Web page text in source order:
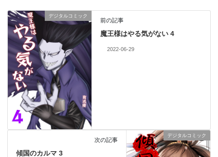
デジタルコミック
前の記事
魔王様はやる気がない 4
2022-06-29
デジタルコミック
次の記事
傾国のカルマ 3